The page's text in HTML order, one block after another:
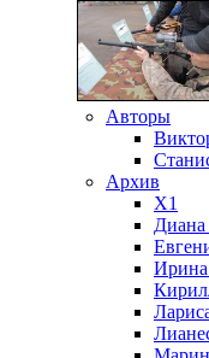
Авторы
Архив
X1
Диана
Ирина